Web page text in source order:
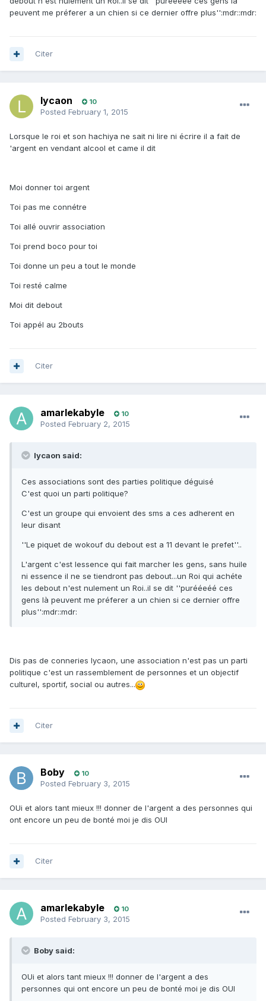
peuvent me préferer a un chien si ce dernier offre plus'':mdr::mdr:
Citer
lycaon 10
Posted February 1, 2015
Lorsque le roi et son hachiya ne sait ni lire ni écrire il a fait de
'argent en vendant alcool et came il dit
Moi donner toi argent
Toi pas me connétre
Toi allé ouvrir association
Toi prend boco pour toi
Toi donne un peu a tout le monde
Toi resté calme
Moi dit debout
Toi appél au 2bouts
Citer
amarlekabyle 10
Posted February 2, 2015
lycaon said:
Ces associations sont des parties politique déguisé
C'est quoi un parti politique?
C'est un groupe qui envoient des sms a ces adherent en
leur disant
''Le piquet de wokouf du debout est a 11 devant le prefet''..
L'argent c'est lessence qui fait marcher les gens, sans huile
ni essence il ne se tiendront pas debout...un Roi qui achéte
les debout n'est nulement un Roi..il se dit ''purééeéé ces
gens là peuvent me préferer a un chien si ce dernier offre
plus'':mdr::mdr:
Dis pas de conneries lycaon, une association n'est pas un parti
politique c'est un rassemblement de personnes et un objectif
culturel, sportif, social ou autres...
Citer
Boby 10
Posted February 3, 2015
OUi et alors tant mieux !!! donner de l'argent a des personnes qui
ont encore un peu de bonté moi je dis OUI
Citer
amarlekabyle 10
Posted February 3, 2015
Boby said:
OUi et alors tant mieux !!! donner de l'argent a des
personnes qui ont encore un peu de bonté moi je dis OUI